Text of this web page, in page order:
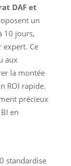
DAF et
un
10 jours,
Ce
aux
la montée
ROI rapide.
précieux
en
standardise